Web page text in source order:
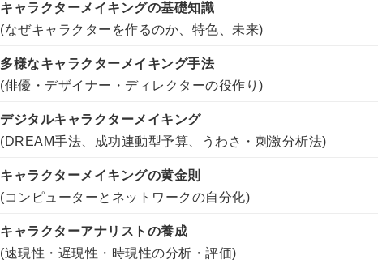
キャラクターメイキングの基礎知識
(なぜキャラクターを作るのか、特色、未来)
多様なキャラクターメイキング手法
(俳優・デザイナー・ディレクターの役作り)
デジタルキャラクターメイキング
(DREAM手法、成功連動型予算、うわさ・刺激分析法)
キャラクターメイキングの黄金則
(コンピューターとネットワークの自分化)
キャラクターアナリストの養成
(速現性・遅現性・時現性の分析・評価)